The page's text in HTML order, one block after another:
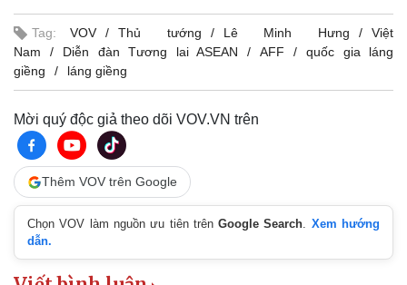
Tag: VOV Thủ tướng Lê Minh Hưng
Việt
Nam
Diễn đàn Tương lai ASEAN AFF
quốc gia láng
giềng
láng giềng
Mời quý độc giả theo dõi VOV.VN trên
Thêm VOV trên Google
Chọn VOV làm nguồn ưu tiên trênGoogle Search. Xem hướng
dẫn.